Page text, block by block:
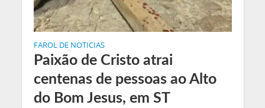
FAROL DE NOTICIAS
Paixão de Cristo atrai
centenas de pessoas ao Alto
do Bom Jesus, em ST